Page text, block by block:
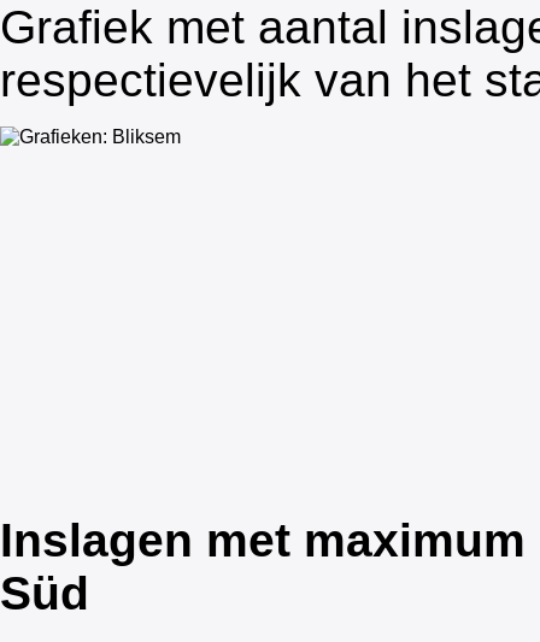
Grafiek met aantal
respectievelijk van het
Inslagen met
Süd